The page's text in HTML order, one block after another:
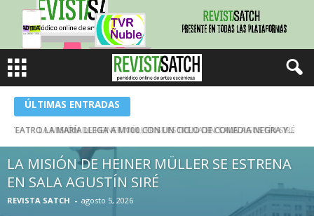
ÚLTIMAS ENTRADAS
LA MISIÓN DE HEINER MÜLLER SE ESTRENA EN SALA AGUSTÍN SIRÉ
LA MISIÓN DE HEINER MÜLLER SE ESTRENA
EN SALA AGUSTÍN SIRÉ
REVISTA SATCH - agosto 5, 2026